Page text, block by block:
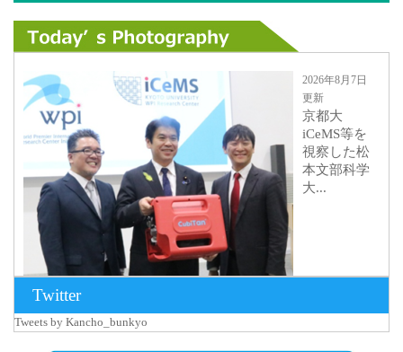
2026年8月7日
更新
京都大
iCeMS等を
視察した松
本文部科学
大...
2026年8月5日
Twitter
Tweets by Kancho_bunkyo